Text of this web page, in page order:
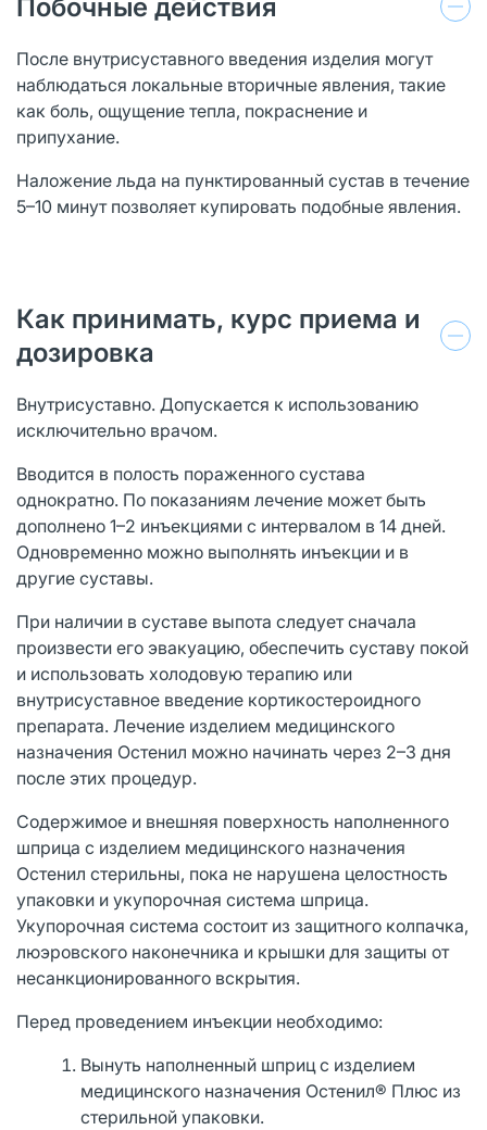
Побочные действия
После внутрисуставного введения изделия могут
наблюдаться локальные вторичные явления, такие
как боль, ощущение тепла, покраснение и
припухание.
Наложение льда на пунктированный сустав в течение
5–10 минут позволяет купировать подобные явления.
Как принимать, курс приема и
дозировка
Внутрисуставно. Допускается к использованию
исключительно врачом.
Вводится в полость пораженного сустава
однократно. По показаниям лечение может быть
дополнено 1–2 инъекциями с интервалом в 14 дней.
Одновременно можно выполнять инъекции и в
другие суставы.
При наличии в суставе выпота следует сначала
произвести его эвакуацию, обеспечить суставу покой
и использовать холодовую терапию или
внутрисуставное введение кортикостероидного
препарата. Лечение изделием медицинского
назначения Остенил можно начинать через 2–3 дня
после этих процедур.
Содержимое и внешняя поверхность наполненного
шприца с изделием медицинского назначения
Остенил стерильны, пока не нарушена целостность
упаковки и укупорочная система шприца.
Укупорочная система состоит из защитного колпачка,
люэровского наконечника и крышки для защиты от
несанкционированного вскрытия.
Перед проведением инъекции необходимо:
Вынуть наполненный шприц с изделием
медицинского назначения Остенил® Плюс из
стерильной упаковки.